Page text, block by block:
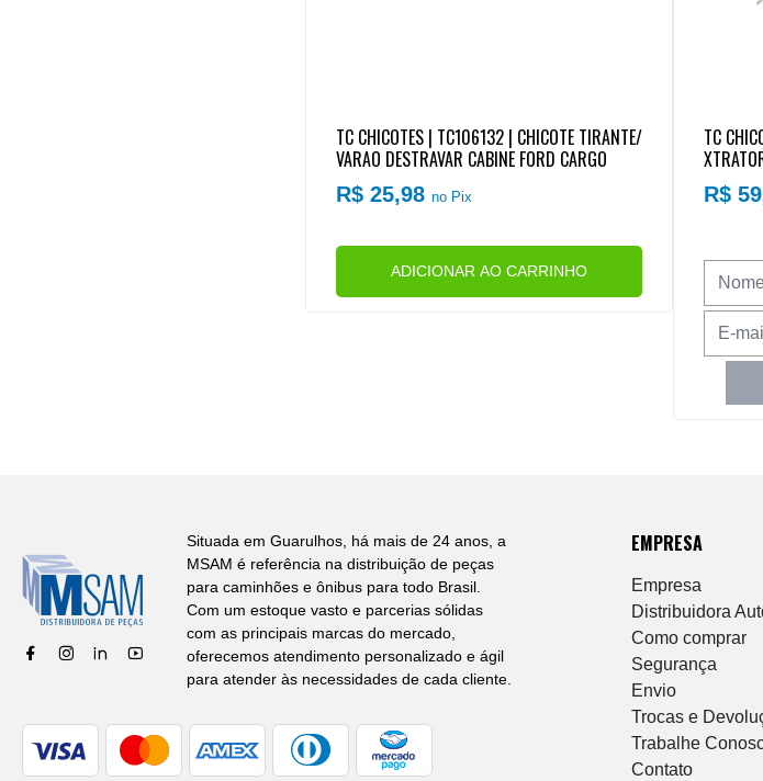
TC CHICOTES | TC106132 | CHICOTE TIRANTE/
VARAO DESTRAVAR CABINE FORD CARGO
R$ 25,98 no Pix
ADICIONAR AO CARRINHO
TC
R$
Situada em Guarulhos, há mais de 24 anos, a
MSAM é referência na distribuição de peças
para caminhões e ônibus para todo Brasil.
Com um estoque vasto e parcerias sólidas
com as principais marcas do mercado,
oferecemos atendimento personalizado e ágil
para atender às necessidades de cada cliente.
EMPRESA
Empresa
Distribuidora
Como comprar
Segurança
Envio
Trocas e
Trabalhe
Contato